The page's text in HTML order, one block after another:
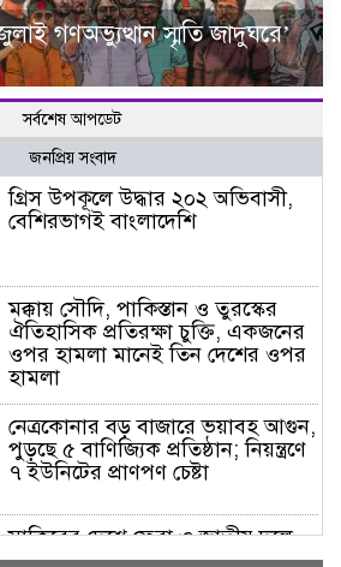
গণঅভ্যুত্থান স্মৃতি জাদুঘরে’
সর্বশেষ আপডেট
জনপ্রিয় সংবাদ
গ্রিস উপকূলে উদ্ধার ২০২ অভিবাসী,
বেশিরভাগই বাংলাদেশি
মক্কায় সৌদি, পাকিস্তান ও তুরস্কের
ঐতিহাসিক প্রতিরক্ষা চুক্তি, একজনের
ওপর হামলা মানেই তিন দেশের ওপর
হামলা
নেত্রকোনার বড় বাজারে ভয়াবহ আগুন,
পুড়ছে ৫ বাণিজ্যিক প্রতিষ্ঠান; নিয়ন্ত্রণে
৭ ইউনিটের প্রাণপণ চেষ্টা
সাকিবের দেশে ফেরা ও জাতীয় দলে
ফেরার সম্ভাবনা নেই, ইঙ্গিত ক্রীড়া